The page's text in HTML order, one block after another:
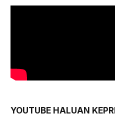
YOUTUBE HALUAN KEPRI